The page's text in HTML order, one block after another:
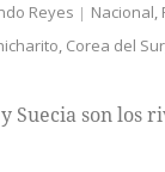
Reyes Nacional,
, Corea del Sur
Suecia son los